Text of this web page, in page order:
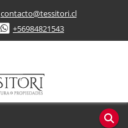
contacto@tessitori.cl
+56984821543